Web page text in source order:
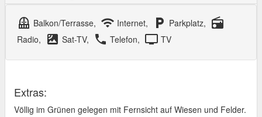
balcony Balkon/Terrasse, wifi Internet, local_parking Parkplatz, radio
Radio, satellite Sat-TV, local_phone Telefon, tv TV
Extras:
Völlig im Grünen gelegen mit Fernsicht auf Wiesen und Felder.